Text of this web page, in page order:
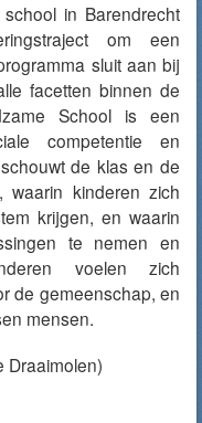
in Barendrecht
om een
sluit aan bij
facetten binnen de
School is een
competentie en
de klas en de
waarin kinderen zich
krijgen, en waarin
te nemen en
voelen zich
de gemeenschap, en
mensen.
Draaimolen)